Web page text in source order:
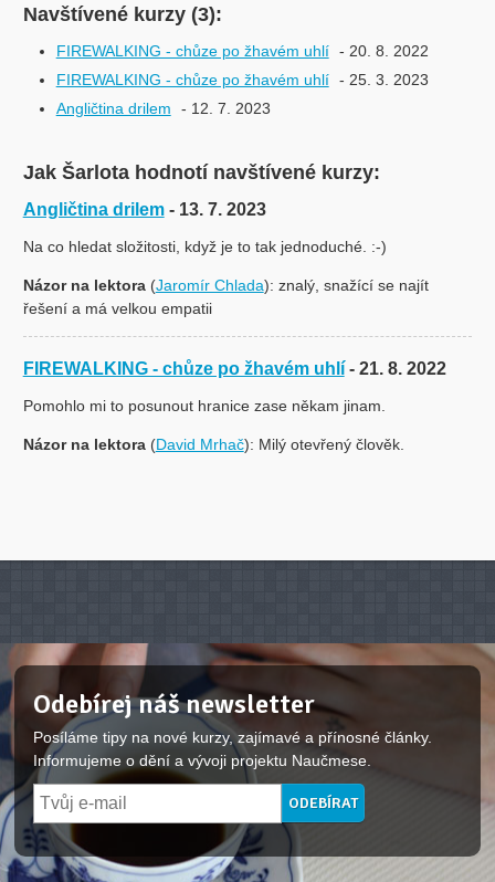
Navštívené kurzy (3):
FIREWALKING - chůze po žhavém uhlí - 20. 8. 2022
FIREWALKING - chůze po žhavém uhlí - 25. 3. 2023
Angličtina drilem
- 12. 7. 2023
Jak Šarlota hodnotí navštívené kurzy:
Angličtina drilem - 13. 7. 2023
Na co hledat složitosti, když je to tak jednoduché. :-)
Názor na lektora(Jaromír Chlada): znalý, snažící se najít
řešení a má velkou empatii
FIREWALKING - chůze po žhavém uhlí - 21. 8. 2022
Pomohlo mi to posunout hranice zase někam jinam.
Názor na lektora(David Mrhač): Milý otevřený člověk.
Odebírej náš newsletter
Posíláme tipy na nové kurzy, zajímavé a přínosné články.
Informujeme o dění a vývoji projektu Naučmese.